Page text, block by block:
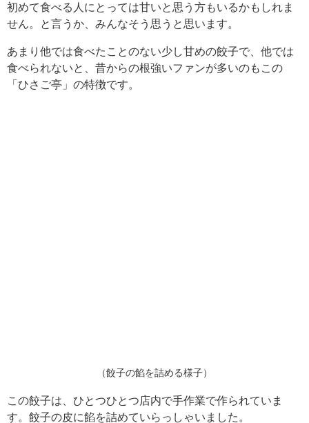
初めて食べる人にとっては甘いと思う方もいるかもしれま
せん。と言うか、みんなそう思うと思います。
あまり他では食べたことのない少し甘めの餃子で、他では
食べられないと、昔からの根強いファンが多いのもこの
「ひさご亭」の特徴です。
（餃子の餡を詰める様子）
この餃子は、ひとつひとつ店内で手作業で作られていま
す。餃子の皮に餡を詰めていらっしゃいました。